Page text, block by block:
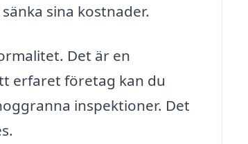
sina kostnader.
Det är en
erfaret företag kan du
inspektioner. Det